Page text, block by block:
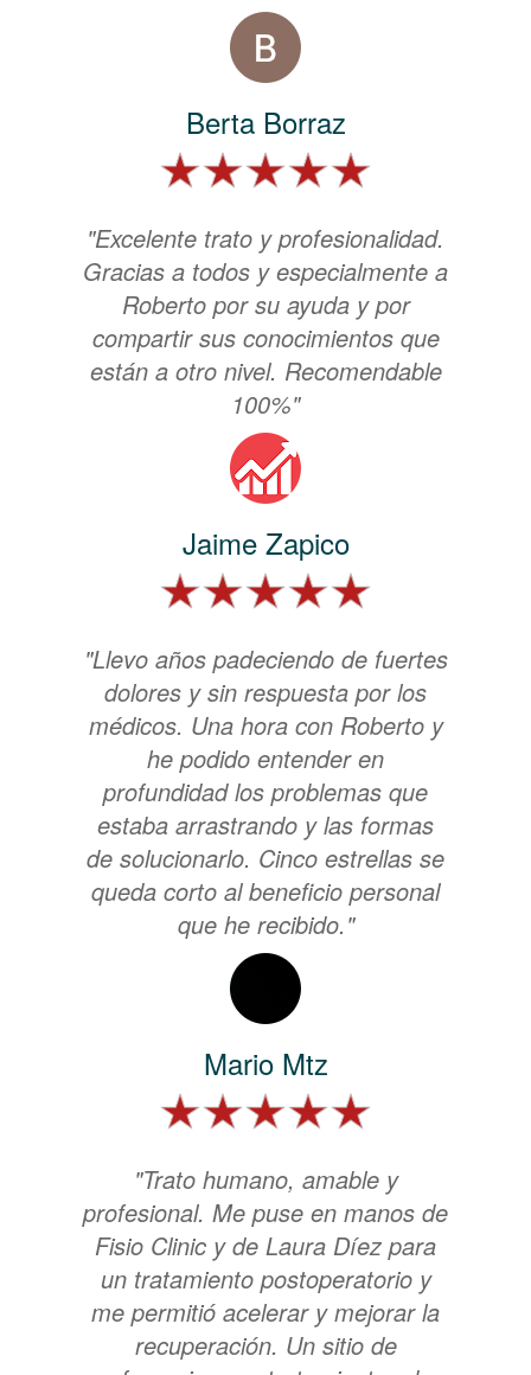
Berta Borraz
"Excelente trato y profesionalidad.
Gracias a todos y especialmente a
Roberto por su ayuda y por
compartir sus conocimientos que
están a otro nivel. Recomendable
100%"
Jaime Zapico
"Llevo años padeciendo de fuertes
dolores y sin respuesta por los
médicos. Una hora con Roberto y
he podido entender en
profundidad los problemas que
estaba arrastrando y las formas
de solucionarlo. Cinco estrellas se
queda corto al beneficio personal
que he recibido."
Mario Mtz
"Trato humano, amable y
profesional. Me puse en manos de
Fisio Clinic y de Laura Díez para
un tratamiento postoperatorio y
me permitió acelerar y mejorar la
recuperación. Un sitio de